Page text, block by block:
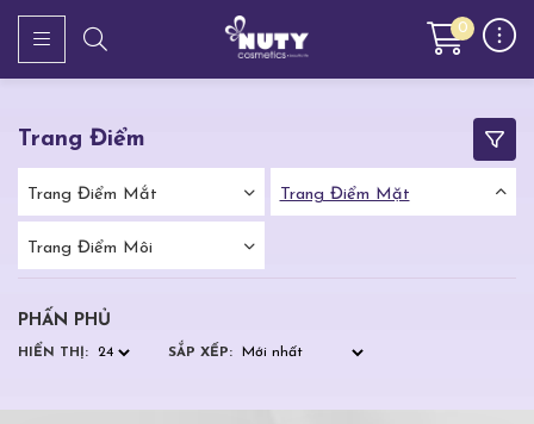
0
Trang Điểm
Trang Điểm Mắt Trang Điểm Mặt
Trang Điểm Môi
PHẤN PHỦ
HIỂN THỊ: SẮP XẾP: